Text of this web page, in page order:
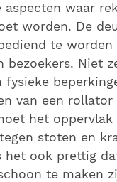
aspecten waar
worden. De
te worden
bezoekers. Niet
fysieke
van een
het oppervlak
stoten en
het ook prettig
te maken